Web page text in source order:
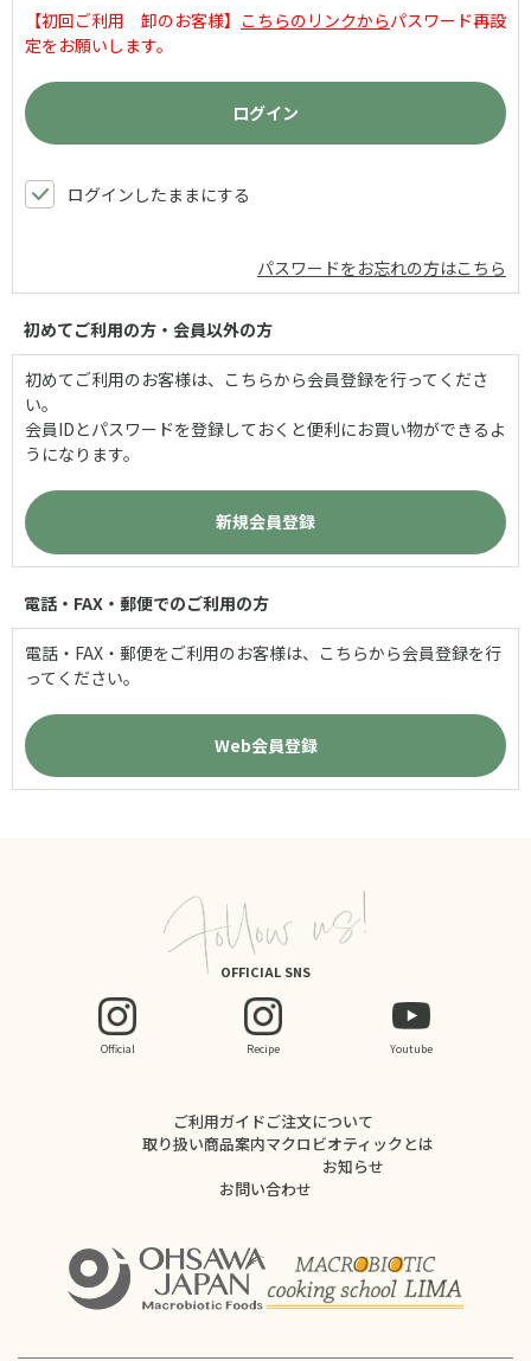
【初回ご利用 卸のお客様】 こちらのリンクからパスワード再設
定をお願いします。
ログインしたままにする
パスワードをお忘れの方はこちら
初めてご利用の方・会員以外の方
初めてご利用のお客様は、こちらから会員登録を行ってくださ
い。
会員IDとパスワードを登録しておくと便利にお買い物ができるよ
うになります。
電話・FAX・郵便でのご利用の方
電話・FAX・郵便をご利用のお客様は、こちらから会員登録を行
ってください。
OFFICIAL SNS
Official Recipe Youtube
ご利用ガイドご注文について
取り扱い商品案内マクロビオティックとは
お知らせ
お問い合わせ